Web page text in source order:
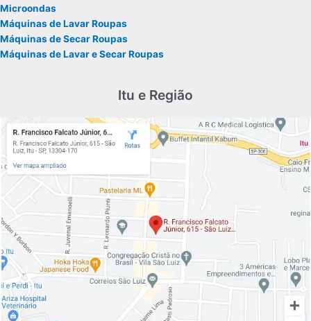
Microondas
Máquinas de Lavar Roupas
Máquinas de Secar Roupas
Máquinas de Lavar e Secar Roupas
Itu e Região